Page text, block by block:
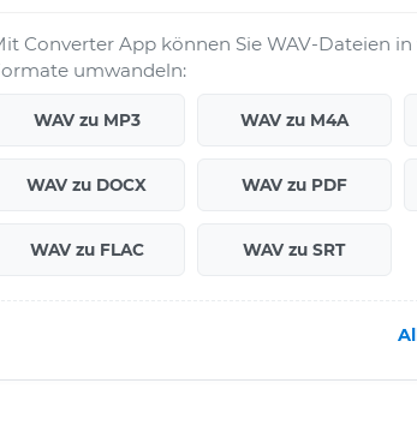
Converter App können Sie WAV-Dateien in
umwandeln:
WAV zu MP3 WAV zu M4A
WAV zu DOCX WAV zu PDF
WAV zu FLAC WAV zu SRT